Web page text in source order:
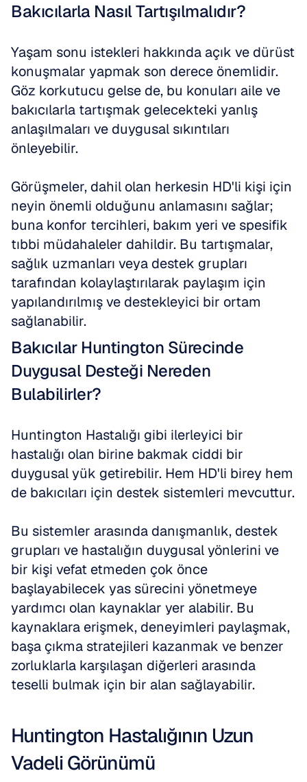
Bakıcılarla Nasıl Tartışılmalıdır?
Yaşam sonu istekleri hakkında açık ve dürüst
konuşmalar yapmak son derece önemlidir.
Göz korkutucu gelse de, bu konuları aile ve
bakıcılarla tartışmak gelecekteki yanlış
anlaşılmaları ve duygusal sıkıntıları
önleyebilir.
Görüşmeler, dahil olan herkesin HD'li kişi için
neyin önemli olduğunu anlamasını sağlar;
buna konfor tercihleri, bakım yeri ve spesifik
tıbbi müdahaleler dahildir. Bu tartışmalar,
sağlık uzmanları veya destek grupları
tarafından kolaylaştırılarak paylaşım için
yapılandırılmış ve destekleyici bir ortam
sağlanabilir.
Bakıcılar Huntington Sürecinde
Duygusal Desteği Nereden
Bulabilirler?
Huntington Hastalığı gibi ilerleyici bir
hastalığı olan birine bakmak ciddi bir
duygusal yük getirebilir. Hem HD'li birey hem
Bu sistemler arasında danışmanlık, destek
grupları ve hastalığın duygusal yönlerini ve
bir kişi vefat etmeden çok önce
başlayabilecek yas sürecini yönetmeye
yardımcı olan kaynaklar yer alabilir. Bu
kaynaklara erişmek, deneyimleri paylaşmak,
başa çıkma stratejileri kazanmak ve benzer
zorluklarla karşılaşan diğerleri arasında
teselli bulmak için bir alan sağlayabilir.
Huntington Hastalığının Uzun
Vadeli Görünümü